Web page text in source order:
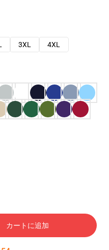
3XL
4XL
カートに追加